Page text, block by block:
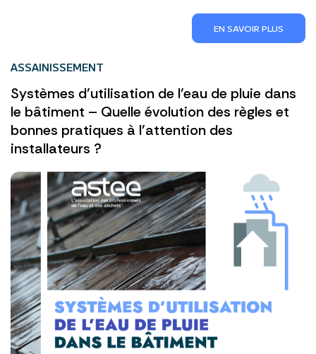
EN SAVOIR PLUS
ASSAINISSEMENT
Systèmes d’utilisation de l’eau de pluie dans
le bâtiment – Quelle évolution des règles et
bonnes pratiques à l’attention des
installateurs ?